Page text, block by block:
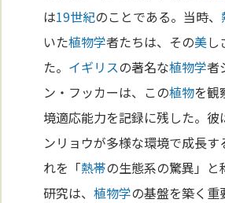
は19世紀のことである。当時、
いた植物学者たちは、その美し
た。 イギリスの著名な植物学者
ン・フッカーは、この植物を観
境適応能力を記録に残した。彼
ンリョウが多様な環境で成長
れを「熱帯の生態系の驚異」
研究は、植物学の基盤を築く重